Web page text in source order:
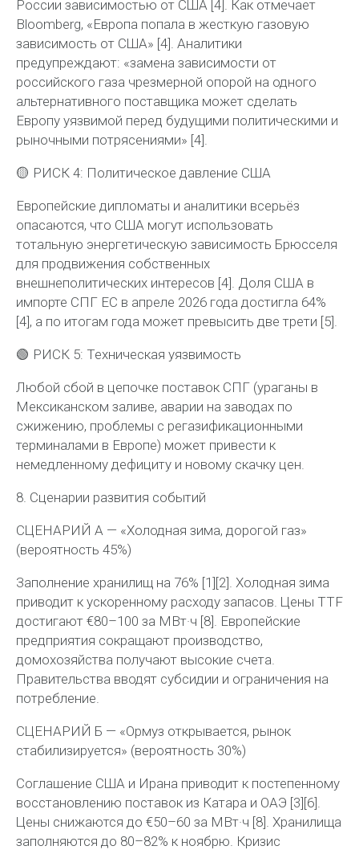
России зависимостью от США [4]. Как отмечает
Bloomberg, «Европа попала в жесткую газовую
зависимость от США» [4]. Аналитики
предупреждают: «замена зависимости от
российского газа чрезмерной опорой на одного
альтернативного поставщика может сделать
Европу уязвимой перед будущими политическими и
рыночными потрясениями» [4].
🟡 РИСК 4: Политическое давление США
Европейские дипломаты и аналитики всерьёз
опасаются, что США могут использовать
тотальную энергетическую зависимость Брюсселя
для продвижения собственных
внешнеполитических интересов [4]. Доля США в
импорте СПГ ЕС в апреле 2026 года достигла 64%
[4], а по итогам года может превысить две трети [5].
🟢 РИСК 5: Техническая уязвимость
Любой сбой в цепочке поставок СПГ (ураганы в
Мексиканском заливе, аварии на заводах по
сжижению, проблемы с регазификационными
терминалами в Европе) может привести к
немедленному дефициту и новому скачку цен.
8. Сценарии развития событий
СЦЕНАРИЙ А — «Холодная зима, дорогой газ»
(вероятность 45%)
Заполнение хранилищ на 76% [1][2]. Холодная зима
приводит к ускоренному расходу запасов. Цены TTF
достигают €80–100 за МВт·ч [8]. Европейские
предприятия сокращают производство,
домохозяйства получают высокие счета.
Правительства вводят субсидии и ограничения на
потребление.
СЦЕНАРИЙ Б — «Ормуз открывается, рынок
стабилизируется» (вероятность 30%)
Соглашение США и Ирана приводит к постепенному
восстановлению поставок из Катара и ОАЭ [3][6].
Цены снижаются до €50–60 за МВт·ч [8]. Хранилища
заполняются до 80–82% к ноябрю. Кризис